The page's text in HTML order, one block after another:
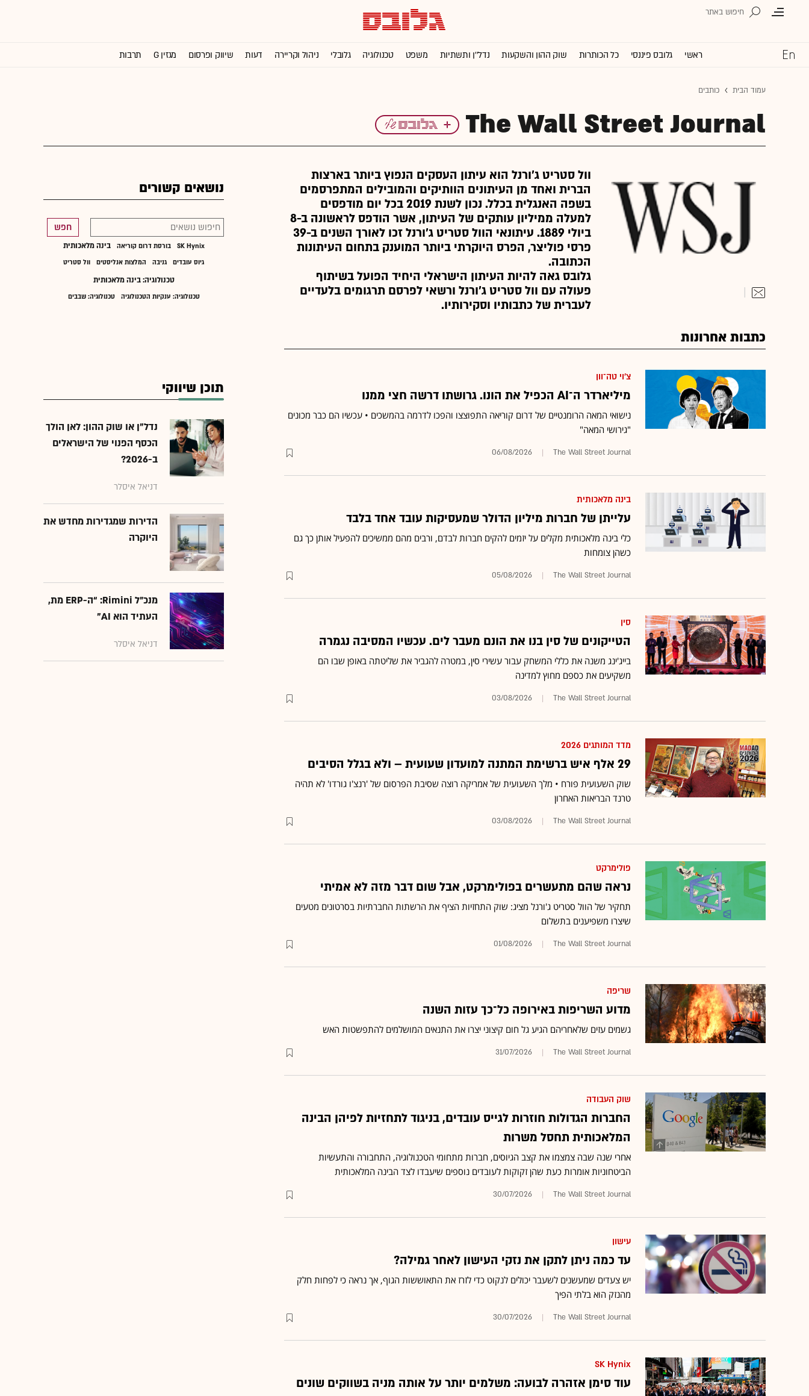
ראשי גלובס פיננסי כל הכותרות שוק ההון והשקעות נדל''ן ותשתיות משפט טכנולוגיה גלובלי ניהול וקריירה דעות שיווק ופרסום מגזין G תרבות
עמוד הבית כותבים
The Wall Street Journal
וול סטריט ג'ורנל הוא עיתון העסקים הנפוץ ביותר בארצות
הברית ואחד מן העיתונים הוותיקים והמובילים המתפרסמים
בשפה האנגלית בכלל. נכון לשנת 2019 בכל יום מודפסים
למעלה ממיליון עותקים של העיתון, אשר הודפס לראשונה ב-8
ביולי 1889. עיתונאי הוול סטריט ג'ורנל זכו לאורך השנים ב-39
פרסי פוליצר, הפרס היוקרתי ביותר המוענק בתחום העיתונות
הכתובה.
גלובס גאה להיות העיתון הישראלי היחיד הפועל בשיתוף
פעולה עם וול סטריט ג'ורנל ורשאי לפרסם תרגומים בלעדיים
לעברית של כתבותיו וסקירותיו.
כתבות אחרונות
צ'וי טה־וון
מיליארדר ה־AI הכפיל את הונו. גרושתו דרשה חצי ממנו
נישואי המאה הרומנטיים של דרום קוריאה התפוצצו והפכו לדרמה בהמשכים • עכשיו הם כבר מכונים
"גירושי המאה"
The Wall Street Journal
06/08/2026
בינה מלאכותית
עלייתן של חברות מיליון הדולר שמעסיקות עובד אחד בלבד
כלי בינה מלאכותית מקלים על יזמים להקים חברות לבדם, ורבים מהם ממשיכים להפעיל אותן כך גם
כשהן צומחות
The Wall Street Journal
05/08/2026
סין
הטייקונים של סין בנו את הונם מעבר לים. עכשיו המסיבה נגמרה
בייג'ינג משנה את כללי המשחק עבור עשירי סין, במטרה להגביר את שליטתה באופן שבו הם
משקיעים את כספם מחוץ למדינה
The Wall Street Journal
03/08/2026
מדד המותגים 2026
29 אלף איש ברשימת המתנה למועדון שעועית – ולא בגלל הסיבים
שוק השעועית פורח • מלך השעועית של אמריקה רוצה שסיבת הפרסום של 'רנצ'ו גורדו' לא תהיה
טרנד הבריאות האחרון
The Wall Street Journal
03/08/2026
פולימרקט
נראה שהם מתעשרים בפולימרקט, אבל שום דבר מזה לא אמיתי
תחקיר של הוול סטריט ג'ורנל מציג: שוק התחזיות הציף את הרשתות החברתיות בסרטונים מטעים
שיצרו משפיענים בתשלום
The Wall Street Journal
01/08/2026
שריפה
מדוע השריפות באירופה כל־כך עזות השנה
גשמים עזים שלאחריהם הגיע גל חום קיצוני יצרו את התנאים המושלמים להתפשטות האש
The Wall Street Journal
31/07/2026
שוק העבודה
החברות הגדולות חוזרות לגייס עובדים, בניגוד לתחזיות לפיהן הבינה
המלאכותית תחסל משרות
אחרי שנה שבה צמצמו את קצב הגיוסים, חברות מתחומי הטכנולוגיה, התחבורה והתעשיות
הביטחוניות אומרות כעת שהן זקוקות לעובדים נוספים שיעבדו לצד הבינה המלאכותית
The Wall Street Journal
30/07/2026
עישון
עד כמה ניתן לתקן את נזקי העישון לאחר גמילה?
יש צעדים שמעשנים לשעבר יכולים לנקוט כדי לזרז את התאוששות הגוף, אך נראה כי לפחות חלק
מהנזק הוא בלתי הפיך
The Wall Street Journal
30/07/2026
SK Hynix
עוד סימן אזהרה לבועה: משלמים יותר על אותה מניה בשווקים שונים
נושאים קשורים
חפש
SK Hynix בורסת דרום קוריאה בינה מלאכותית
גיוס עובדים גניבה המלצות אנליסטים וול סטריט
טכנולוגיה: בינה מלאכותית
טכנולוגיה: ענקיות הטכנולוגיה טכנולוגיה: שבבים
תוכן שיווקי
נדל"ן או שוק ההון: לאן הולך
הכסף הפנוי של הישראלים
ב-2026?
דניאל איסלר
הדירות שמגדירות מחדש את
היוקרה
מנכ״ל Rimini: “ה-ERP מת,
העתיד הוא AI"
דניאל איסלר